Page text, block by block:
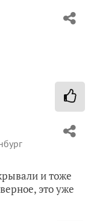
и тоже
это уже